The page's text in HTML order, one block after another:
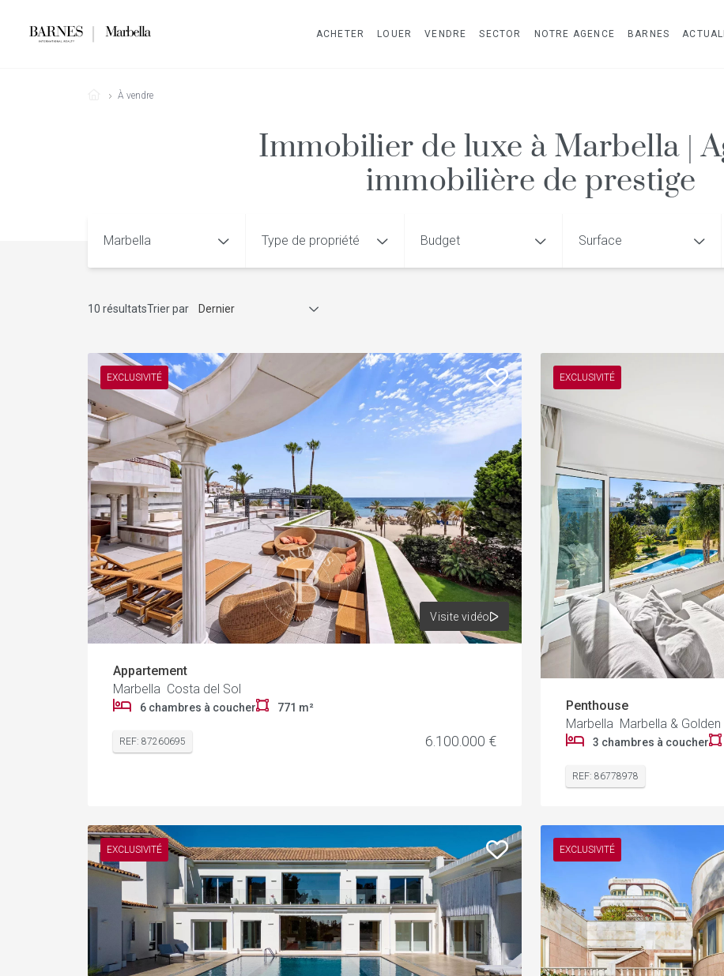
ACHETER LOUER VENDRE SECTOR NOTRE AGENCE BARNES
À vendre
Immobilier de luxe à Marbella |
immobilière de prestige
Marbella Type de propriété Budget Surface
10 résultatsTrier par Dernier
EXCLUSIVITÉ
Visite vidéo
Appartement
Marbella Costa del Sol
6 chambres à coucher 771 m²
REF: 87260695 6.100.000 €
EXCLUSIVITÉ
Penthouse
Marbella Marbella & Golden
3 chambres à coucher
REF: 86778978
EXCLUSIVITÉ EXCLUSIVITÉ